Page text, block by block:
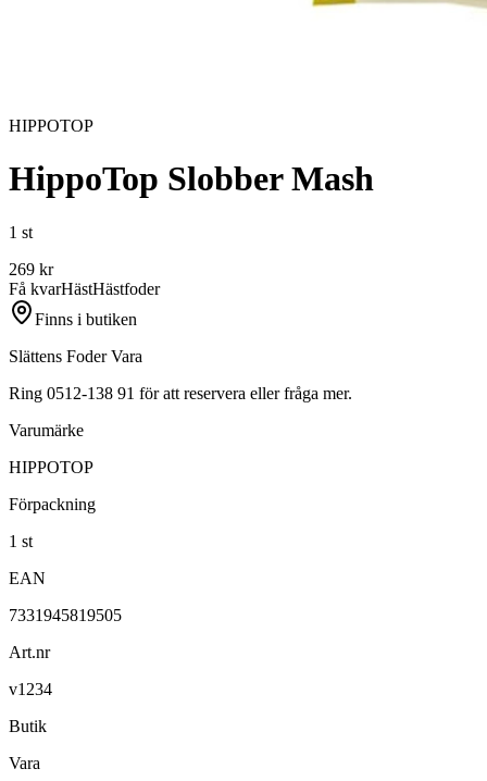
HIPPOTOP
HippoTop Slobber Mash
1 st
269 kr
Få kvarHästHästfoder
Finns i butiken
Slättens Foder Vara
Ring 0512-138 91 för att reservera eller fråga mer.
Varumärke
HIPPOTOP
Förpackning
1 st
EAN
7331945819505
Art.nr
v1234
Butik
Vara